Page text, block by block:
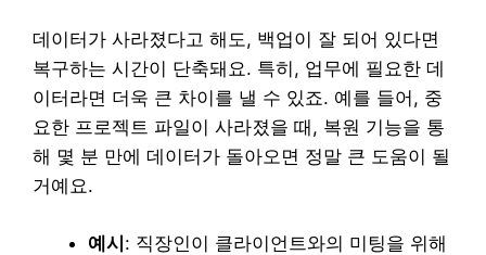
데이터가 사라졌다고 해도, 백업이 잘 되어 있다면
복구하는 시간이 단축돼요. 특히, 업무에 필요한 데
이터라면 더욱 큰 차이를 낼 수 있죠. 예를 들어, 중
요한 프로젝트 파일이 사라졌을 때, 복원 기능을 통
해 몇 분 만에 데이터가 돌아오면 정말 큰 도움이 될
거예요.
예시: 직장인이 클라이언트와의 미팅을 위해